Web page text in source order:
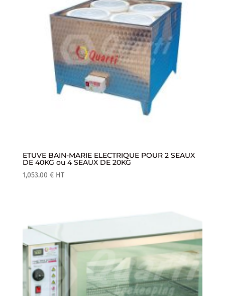
ETUVE BAIN-MARIE ELECTRIQUE POUR 2 SEAUX
DE 40KG ou 4 SEAUX DE 20KG
1,053.00 € HT